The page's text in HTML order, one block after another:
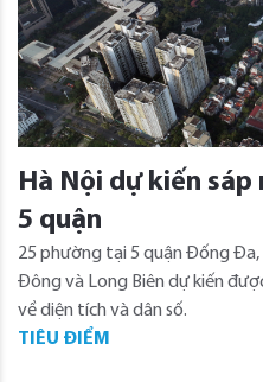
Hà Nội dự kiến
5 quận
25 phường tại 5 quận Đống Đa,
Đông và Long Biên dự kiến
về diện tích và dân số.
TIÊU ĐIỂM